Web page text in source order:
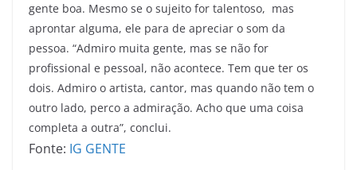
gente boa. Mesmo se o sujeito for talentoso, mas
aprontar alguma, ele para de apreciar o som da
pessoa. “Admiro muita gente, mas se não for
profissional e pessoal, não acontece. Tem que ter os
dois. Admiro o artista, cantor, mas quando não tem o
outro lado, perco a admiração. Acho que uma coisa
completa a outra”, conclui.
Fonte: IG GENTE